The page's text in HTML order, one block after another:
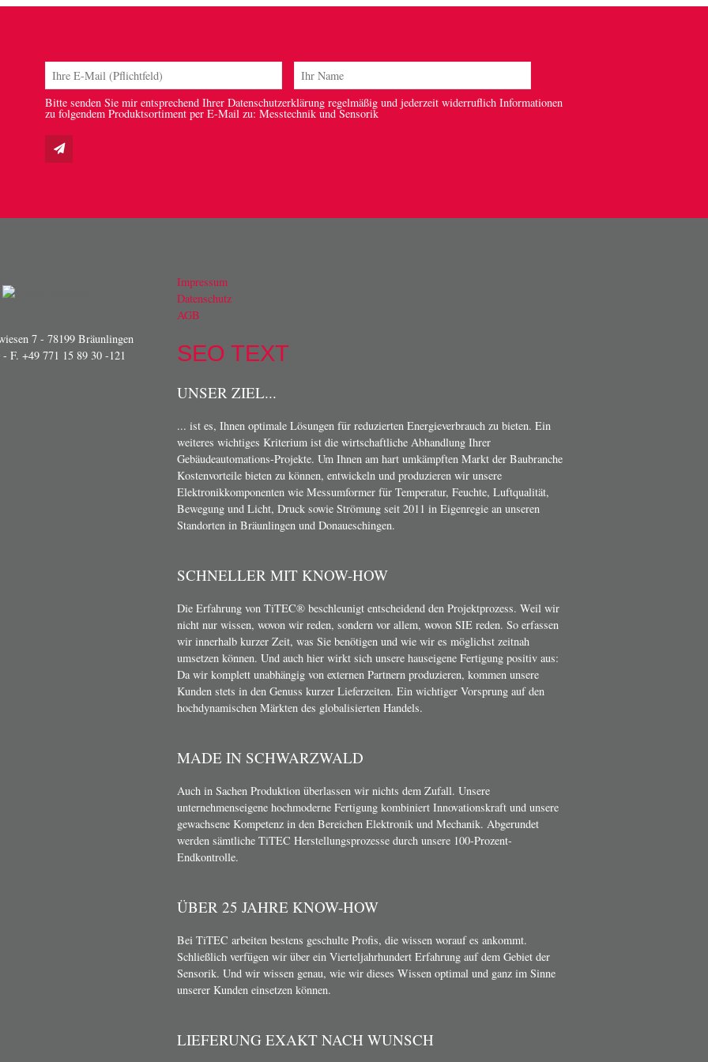
Bitte senden Sie mir entsprechend Ihrer Datenschutzerklärung regelmäßig und jederzeit widerruflich Informationen
zu folgendem Produktsortiment per E-Mail zu: Messtechnik und Sensorik
7 - 78199 Bräunlingen
- F. +49 771 15 89 30 -121
Impressum
Datenschutz
AGB
SEO TEXT
UNSER ZIEL...
... ist es, Ihnen optimale Lösungen für reduzierten Energieverbrauch zu bieten. Ein
weiteres wichtiges Kriterium ist die wirtschaftliche Abhandlung Ihrer
Gebäudeautomations-Projekte. Um Ihnen am hart umkämpften Markt der Baubranche
Kostenvorteile bieten zu können, entwickeln und produzieren wir unsere
Elektronikkomponenten wie Messumformer für Temperatur, Feuchte, Luftqualität,
Bewegung und Licht, Druck sowie Strömung seit 2011 in Eigenregie an unseren
Standorten in Bräunlingen und Donaueschingen.
SCHNELLER MIT KNOW-HOW
Die Erfahrung von TiTEC® beschleunigt entscheidend den Projektprozess. Weil wir
nicht nur wissen, wovon wir reden, sondern vor allem, wovon SIE reden. So erfassen
wir innerhalb kurzer Zeit, was Sie benötigen und wie wir es möglichst zeitnah
umsetzen können. Und auch hier wirkt sich unsere hauseigene Fertigung positiv aus:
Da wir komplett unabhängig von externen Partnern produzieren, kommen unsere
Kunden stets in den Genuss kurzer Lieferzeiten. Ein wichtiger Vorsprung auf den
hochdynamischen Märkten des globalisierten Handels.
MADE IN SCHWARZWALD
Auch in Sachen Produktion überlassen wir nichts dem Zufall. Unsere
unternehmenseigene hochmoderne Fertigung kombiniert Innovationskraft und unsere
gewachsene Kompetenz in den Bereichen Elektronik und Mechanik. Abgerundet
werden sämtliche TiTEC Herstellungsprozesse durch unsere 100-Prozent-
Endkontrolle.
ÜBER 25 JAHRE KNOW-HOW
Bei TiTEC arbeiten bestens geschulte Profis, die wissen worauf es ankommt.
Schließlich verfügen wir über ein Vierteljahrhundert Erfahrung auf dem Gebiet der
Sensorik. Und wir wissen genau, wie wir dieses Wissen optimal und ganz im Sinne
unserer Kunden einsetzen können.
LIEFERUNG EXAKT NACH WUNSCH